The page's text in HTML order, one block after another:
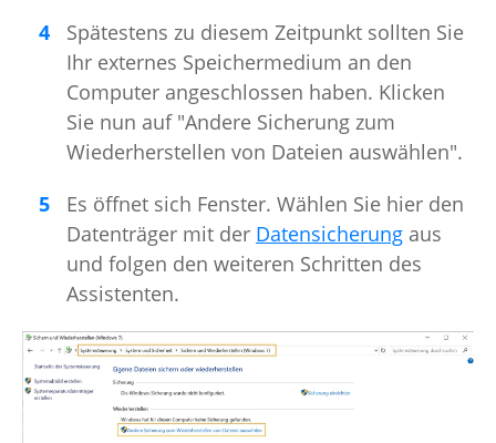
Spätestens zu diesem Zeitpunkt sollten Sie
Ihr externes Speichermedium an den
Computer angeschlossen haben. Klicken
Sie nun auf "Andere Sicherung zum
Wiederherstellen von Dateien auswählen".
Es öffnet sich Fenster. Wählen Sie hier den
Datenträger mit der Datensicherung aus
und folgen den weiteren Schritten des
Assistenten.